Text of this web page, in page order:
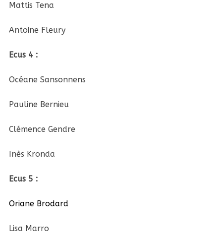
Mattis Tena
Antoine Fleury
Ecus 4 :
Océane Sansonnens
Pauline Bernieu
Clémence Gendre
Inès Kronda
Ecus 5 :
Oriane Brodard
Lisa Marro